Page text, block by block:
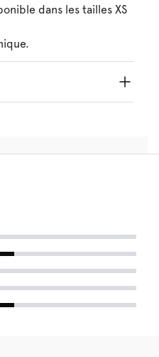
dans les tailles XS
Elasthanne:20%